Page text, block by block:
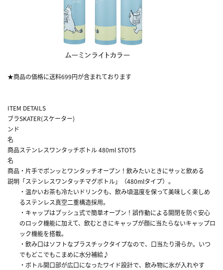
★商品の価格に送料699円が含まれております
ITEM DETAILS
ブラ
ンド
名
SKATER(スケーター)
商品
名
ステンレスワンタッチボトル 480ml STOT5
商品
説明
・片手でポンッとワンタッチオープン！飲みたいときにサッと飲める
「ステンレスワンタッチマグボトル」（480mlタイプ）。
・温かいお茶も冷たいドリンクも、飲み頃温度を保って美味しく楽しめ
るステンレス真空二重構造採用。
・キャップはプッシュ式で簡単オープン！誤作動による開閉を防ぐ安心
のロック機能に加えて、飲むときにキャップが顔に当たらないキャップロ
ック機能を搭載。
・飲み口はソフトなプラスチックタイプなので、口当たり滑らか。いつ
でもどこでもこまめに水分補給♪
・ボトル開口部が広口になったワイド設計で、飲み物に氷が入れやす